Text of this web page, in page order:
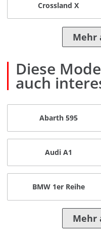
Crossland X
Mehr
Diese
auch
Abarth 595
Audi A1
BMW 1er Reihe
Mehr